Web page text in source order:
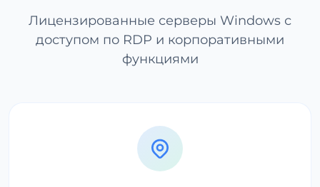
Лицензированные серверы Windows с
доступом по RDP и корпоративными
функциями